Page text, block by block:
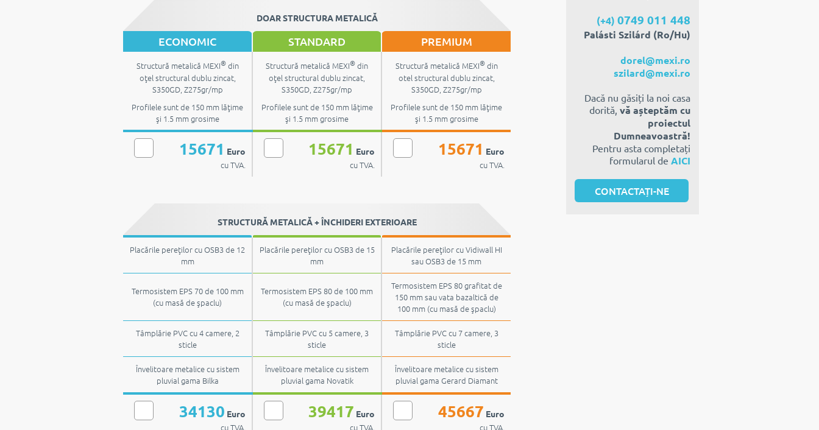
DOAR STRUCTURA METALICĂ
ECONOMIC STANDARD PREMIUM
Structură metalică MEXI®din
oţel structural dublu zincat,
S350GD, Z275gr/mp
Profilele sunt de 150 mm lăţime
şi 1.5 mm grosime
Structură metalică MEXI®din
oţel structural dublu zincat,
S350GD, Z275gr/mp
Profilele sunt de 150 mm lăţime
şi 1.5 mm grosime
Structură metalică MEXI®din
otel structural dublu zincat,
S350GD, Z275gr/mp
Profilele sunt de 150 mm lăţime
şi 1.5 mm grosime
15671 Euro
cu TVA.
15671 Euro
cu TVA.
15671 Euro
cu TVA.
STRUCTURĂ METALICĂ + ÎNCHIDERI EXTERIOARE
Placările pereţilor cu OSB3 de 12
mm
Placările pereţilor cu OSB3 de 15
mm
Placările pereţilor cu Vidiwall HI
sau OSB3 de 15 mm
Termosistem EPS 70 de 100 mm
(cu masă de şpaclu)
Termosistem EPS 80 de 100 mm
(cu masă de şpaclu)
Termosistem EPS 80 grafitat de
150 mm sau vata bazaltică de
100 mm (cu masă de şpaclu)
Tâmplărie PVC cu 4 camere, 2
sticle
Tâmplărie PVC cu 5 camere, 3
sticle
Tâmplărie PVC cu 7 camere, 3
sticle
Învelitoare metalice cu sistem
pluvial gama Bilka
Învelitoare metalice cu sistem
pluvial gama Novatik
Învelitoare metalice cu sistem
pluvial gama Gerard Diamant
34130 Euro
cu TVA.
39417 Euro
cu TVA.
45667 Euro
cu TVA.
(+4) 0749 011 448
Palásti Szilárd (Ro/Hu)
dorel@mexi.ro
szilard@mexi.ro
Dacă nu găsiți la noi casa
dorită, vă așteptăm cu
proiectul
Dumneavoastră!
Pentru asta completați
formularul de AICI
CONTACTAȚI-NE